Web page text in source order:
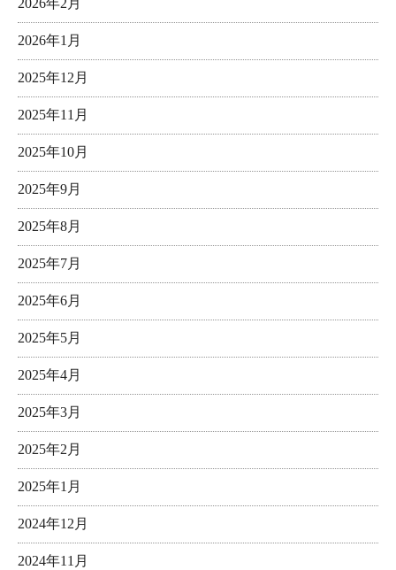
2026年2月
2026年1月
2025年12月
2025年11月
2025年10月
2025年9月
2025年8月
2025年7月
2025年6月
2025年5月
2025年4月
2025年3月
2025年2月
2025年1月
2024年12月
2024年11月